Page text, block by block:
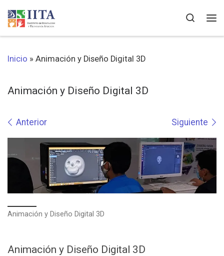
Saltar al contenido
Search
Inicio » Animación y Diseño Digital 3D
Animación y Diseño Digital 3D
Navegación de imágenes
Anterior Siguiente
Animación y Diseño Digital 3D
Animación y Diseño Digital 3D